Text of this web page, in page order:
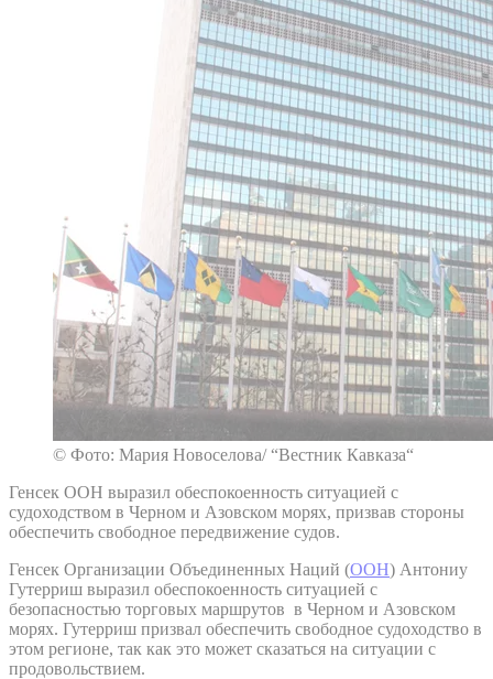
© Фото: Мария Новоселова/ “Вестник Кавказа“
Генсек ООН выразил обеспокоенность ситуацией с
судоходством в Черном и Азовском морях, призвав стороны
обеспечить свободное передвижение судов.
Генсек Организации Объединенных Наций (ООН) Антониу
Гутерриш выразил обеспокоенность ситуацией с
безопасностью торговых маршрутов в Черном и Азовском
морях. Гутерриш призвал обеспечить свободное судоходство в
этом регионе, так как это может сказаться на ситуации с
продовольствием.